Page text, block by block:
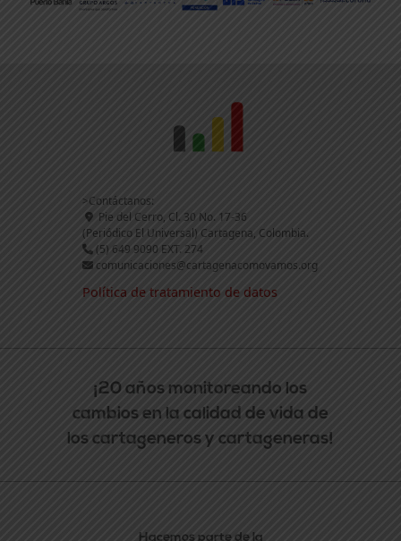
>Contáctanos:
Pie del Cerro, Cl. 30 No. 17-36
(Periódico El Universal) Cartagena, Colombia.
(5) 649 9090 EXT. 274
comunicaciones@cartagenacomovamos.org
Política de tratamiento de datos
¡20 años monitoreando los
cambios en la calidad de vida de
los cartageneros y cartageneras!
Hacemos parte de la